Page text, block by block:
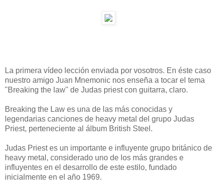
La primera vídeo lección enviada por vosotros. En éste caso
nuestro amigo Juan Mnemonic nos enseña a tocar el tema
"Breaking the law" de Judas priest con guitarra, claro.
Breaking the Law es una de las más conocidas y
legendarias canciones de heavy metal del grupo Judas
Priest, perteneciente al álbum British Steel.
Judas Priest es un importante e influyente grupo británico de
heavy metal, considerado uno de los más grandes e
influyentes en el desarrollo de este estilo, fundado
inicialmente en el año 1969.